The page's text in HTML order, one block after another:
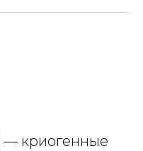
— криогенные